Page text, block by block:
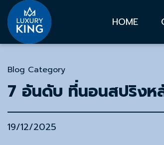
HOME
Blog Category
7 อันดับ ที่นอนสปริงห
19/12/2025